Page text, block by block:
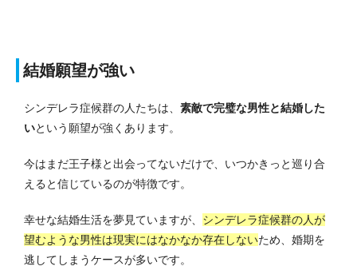
結婚願望が強い
シンデレラ症候群の人たちは、 素敵で完璧な男性と結婚した
いという願望が強くあります。
今はまだ王子様と出会ってないだけで、いつかきっと巡り合
えると信じているのが特徴です。
幸せな結婚生活を夢見ていますが、 シンデレラ症候群の人が
望むような男性は現実にはなかなか存在しないため、婚期を
逃してしまうケースが多いです。